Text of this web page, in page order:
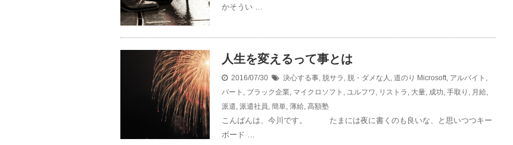
かそうい …
人生を変えるって事とは
2016/07/30 決心する事, 脱サラ , 脱・ダメな人 , 道のり Microsoft, アルバイト ,
パート , ブラック企業, マイクロソフト , ユルフワ, リストラ , 大量, 成功, 手取り , 月給,
派遣, 派遣社員, 簡単, 薄給, 高額塾
こんばんは、今川です。 たまには夜に書くのも良いな、と思いつつキー
ボード …